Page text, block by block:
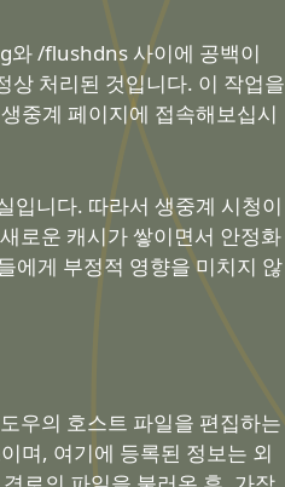
와 /flushdns 사이에 공백이
상 처리된 것입니다. 이 작업을
중계 페이지에 접속해보십시
입니다. 따라서 생중계 시청이
로운 캐시가 쌓이면서 안정화
에게 부정적 영향을 미치지 않
우의 호스트 파일을 편집하는
며, 여기에 등록된 정보는 외